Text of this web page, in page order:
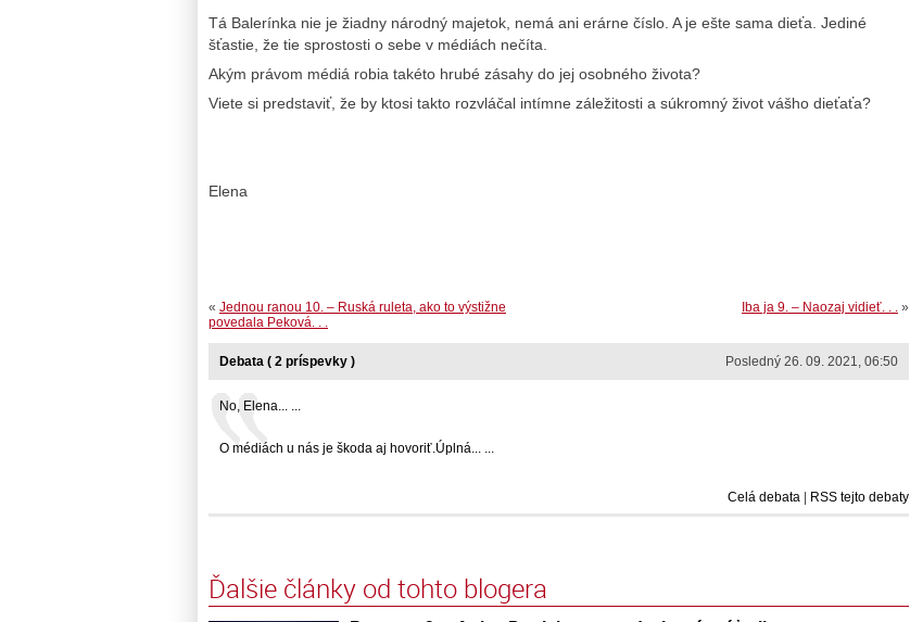
Tá Balerínka nie je žiadny národný majetok, nemá ani erárne číslo. A je ešte sama dieťa. Jediné
šťastie, že tie sprostosti o sebe v médiách nečíta.
Akým právom médiá robia takéto hrubé zásahy do jej osobného života?
Viete si predstaviť, že by ktosi takto rozvláčal intímne záležitosti a súkromný život vášho dieťaťa?
Elena
Iba ja 9. – Naozaj vidieť. . . »
« Jednou ranou 10. – Ruská ruleta, ako to výstižne
povedala Peková. . .
Posledný 26. 09. 2021, 06:50
Debata ( 2 príspevky )
No, Elena... ...
O médiách u nás je škoda aj hovoriť.Úplná... ...
Celá debata | RSS tejto debaty
Ďalšie články od tohto blogera